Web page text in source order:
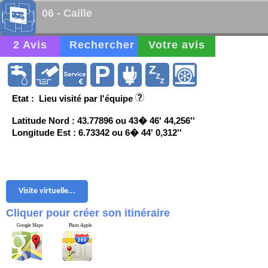
06 - Caille
2 Avis Rechercher Votre avis
Etat : Lieu visité par l'équipe
Latitude Nord : 43.77896 ou 43� 46' 44,256''
Longitude Est : 6.73342 ou 6� 44' 0,312''
Visite virtuelle...
Cliquer pour créer son itinéraire
Google Maps Plans Apple